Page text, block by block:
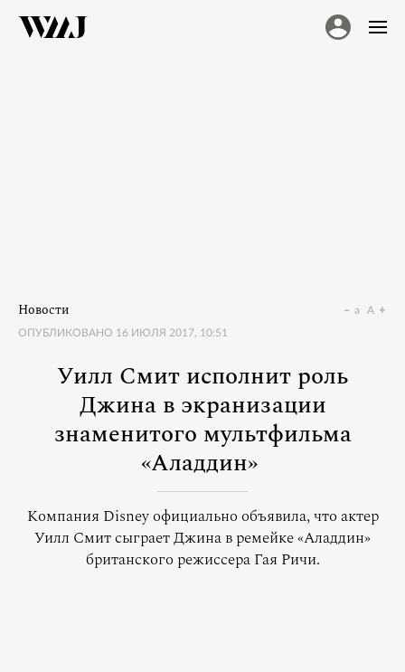
Новости
ОПУБЛИКОВАНО 16 ИЮЛЯ 2017, 10:51
a A
Уилл Смит исполнит роль
Джина в экранизации
знаменитого мультфильма
«Аладдин»
Компания Disney официально объявила, что актер
Уилл Смит сыграет Джина в ремейке «Аладдин»
британского режиссера Гая Ричи.